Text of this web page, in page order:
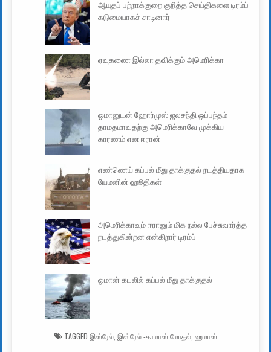
ஆயுதப் பற்றாக்குறை குறித்த செய்திகளை டிரம்ப்
கடுமையாகச் சாடினார்
ஏவுகணை இல்லா தவிக்கும் அமெரிக்கா
ஓமானுடன் ஹோர்முஸ் ஜலசந்தி ஒப்பந்தம்
தாமதமாவதற்கு அமெரிக்காவே முக்கிய
காரணம் என ஈரான்
எண்ணெய் கப்பல் மீது தாக்குதல் நடத்தியதாக
யேமனின் ஹூதிகள்
அமெரிக்காவும் ஈரானும் மிக நல்ல பேச்சுவார்த்த
நடத்துகின்றன என்கிறார் டிரம்ப்
ஓமான் கடலில் கப்பல் மீது தாக்குதல்
TAGGED இஸ்ரேல், இஸ்ரேல் -காமாஸ் மோதல், ஹமாஸ்